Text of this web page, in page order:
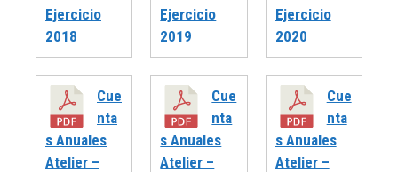
Ejercicio
2018
Ejercicio
2019
Ejercicio
2020
Cue
nta
s Anuales
Atelier –
Cue
nta
s Anuales
Atelier –
Cue
nta
s Anuales
Atelier –